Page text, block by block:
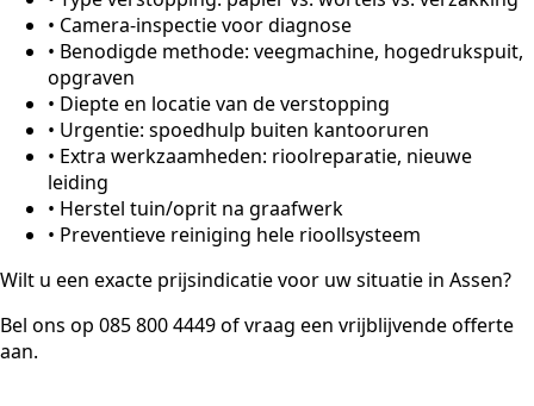
• Camera-inspectie voor diagnose
• Benodigde methode: veegmachine, hogedrukspuit,
opgraven
• Diepte en locatie van de verstopping
• Urgentie: spoedhulp buiten kantooruren
• Extra werkzaamheden: rioolreparatie, nieuwe
leiding
• Herstel tuin/oprit na graafwerk
• Preventieve reiniging hele rioollsysteem
Wilt u een exacte prijsindicatie voor uw situatie in Assen?
Bel ons op 085 800 4449 of vraag een vrijblijvende offerte
aan.